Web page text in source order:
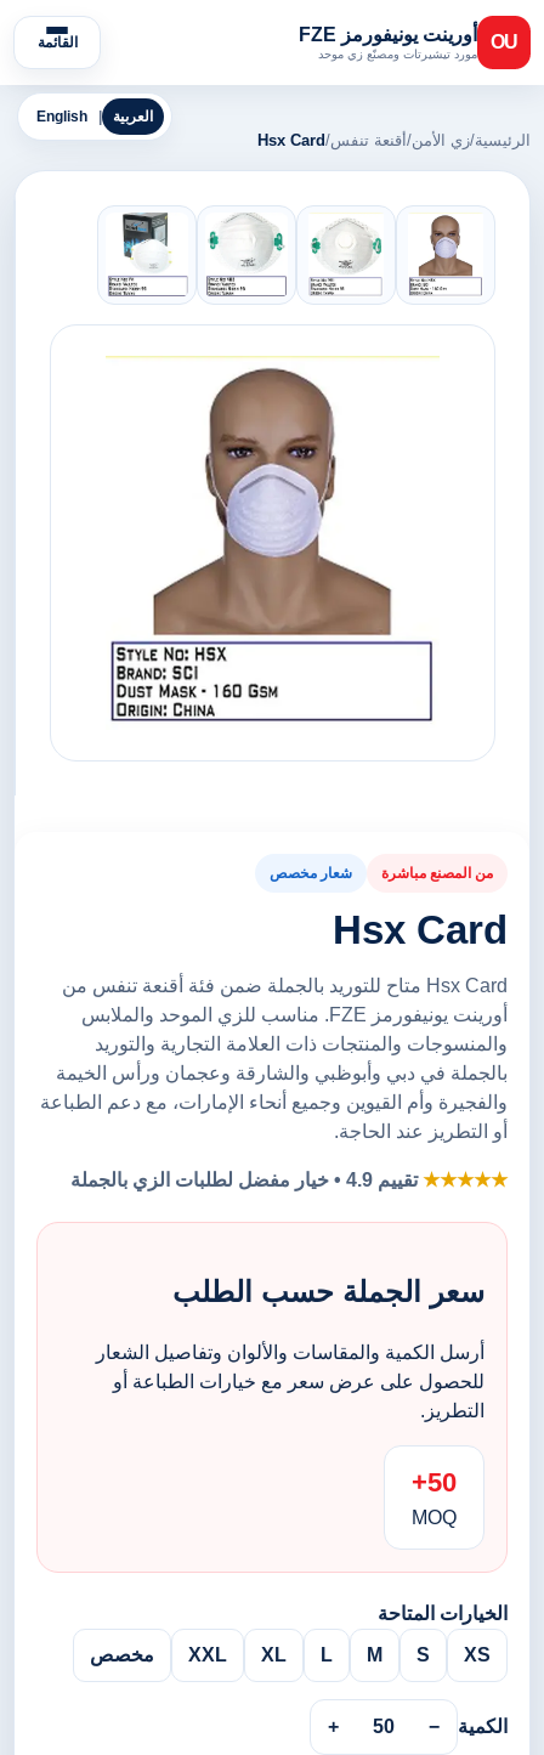
OU أورينت يونيفورمز FZE
مورد تيشيرتات ومصنّع زي موحد
القائمة
English العربية
الرئيسية/زي الأمن/أقنعة تنفس/
Hsx Card
من المصنع مباشرة شعار مخصص
Hsx Card
Hsx Card متاح للتوريد بالجملة ضمن فئة أقنعة تنفس من
أورينت يونيفورمز FZE. مناسب للزي الموحد والملابس
والمنسوجات والمنتجات ذات العلامة التجارية والتوريد
بالجملة في دبي وأبوظبي والشارقة وعجمان ورأس الخيمة
والفجيرة وأم القيوين وجميع أنحاء الإمارات، مع دعم الطباعة
أو التطريز عند الحاجة.
★★★★★تقييم 4.9 • خيار مفضل لطلبات الزي بالجملة
سعر الجملة حسب الطلب
أرسل الكمية والمقاسات والألوان وتفاصيل الشعار
للحصول على عرض سعر مع خيارات الطباعة أو
التطريز.
50+
MOQ
الخيارات المتاحة
XS
S
M
L
XL
XXL مخصص
الكمية −
50
+